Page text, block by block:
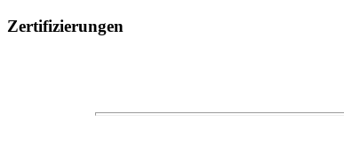
Zertifizierungen